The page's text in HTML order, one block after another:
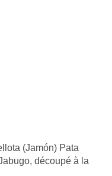
(Jamón) Pata
découpé à la